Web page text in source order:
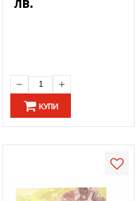
КУПИ